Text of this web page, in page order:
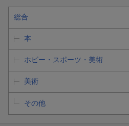
総合
本
ホビー・スポーツ・美術
美術
その他